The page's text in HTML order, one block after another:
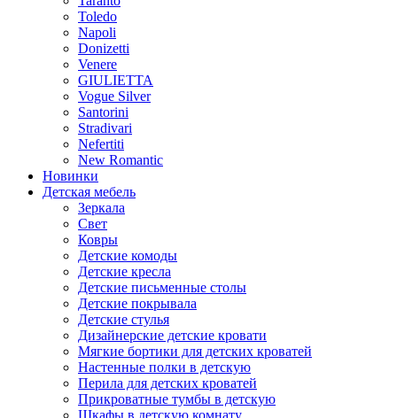
Toledo
Napoli
Donizetti
Venere
GIULIETTA
Vogue Silver
Santorini
Stradivari
Nefertiti
New Romantic
Новинки
Детская мебель
Зеркала
Свет
Ковры
Детские комоды
Детские кресла
Детские письменные столы
Детские покрывала
Детские стулья
Дизайнерские детские кровати
Мягкие бортики для детских кроватей
Настенные полки в детскую
Перила для детских кроватей
Прикроватные тумбы в детскую
Шкафы в детскую комнату